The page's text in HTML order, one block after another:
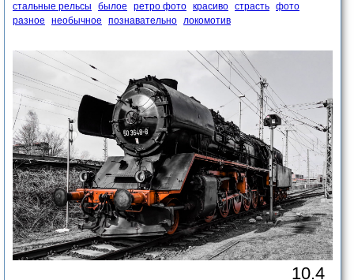
стальные рельсы былое ретро фото красиво страсть фото
разное
необычное познавательно локомотив
10.4